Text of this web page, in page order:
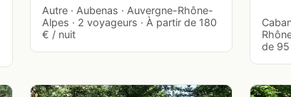
Autre · Aubenas · Auvergne-Rhône-
Alpes · 2 voyageurs · À partir de 180
€ / nuit
de